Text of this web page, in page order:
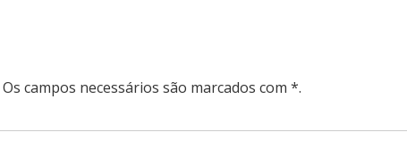
campos necessários são marcados com *.